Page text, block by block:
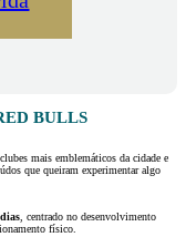
BULLS
mais emblemáticos da cidade e
que queiram experimentar algo
, centrado no desenvolvimento
físico.